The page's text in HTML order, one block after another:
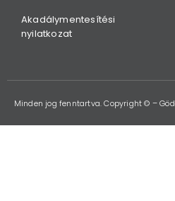
Akadálymentesítési
nyilatkozat
Minden jog fenntartva. Copyright © –